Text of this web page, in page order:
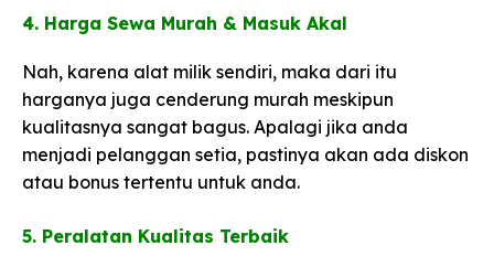
​4. Harga Sewa Murah & Masuk Akal​
Nah, karena alat milik sendiri, maka dari itu
harganya juga cenderung murah meskipun
kualitasnya sangat bagus. Apalagi jika anda
menjadi pelanggan setia, pastinya akan ada diskon
atau bonus tertentu untuk anda.
5. Peralatan Kualitas Terbaik​